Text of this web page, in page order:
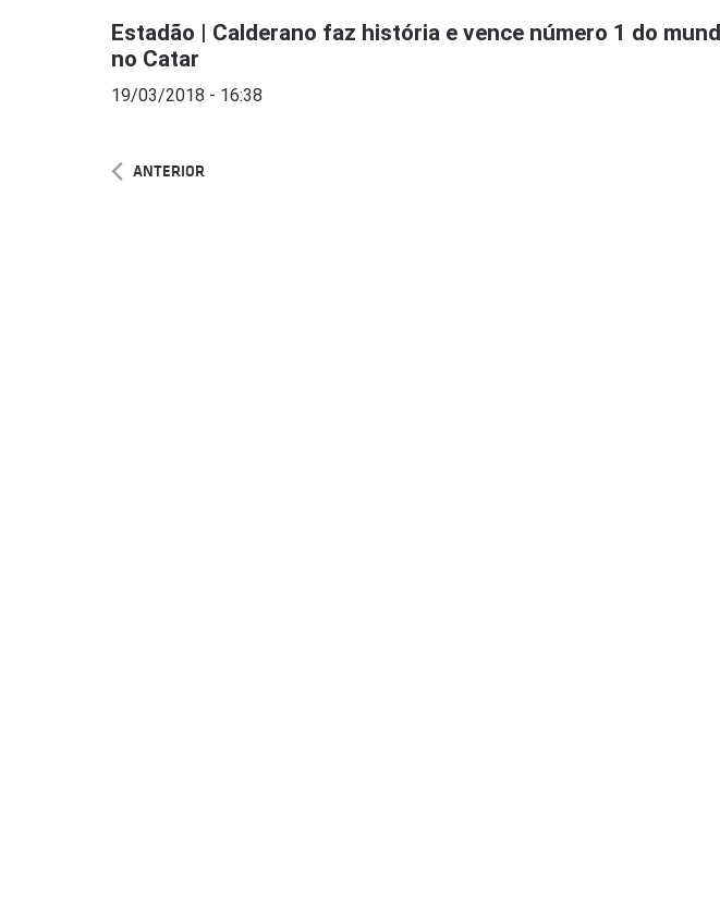
Estadão | Calderano faz história e vence número 1 do
no Catar
19/03/2018 - 16:38
ANTERIOR